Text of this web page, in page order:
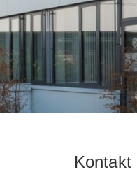
Kontakt